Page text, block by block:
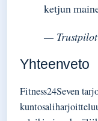
ketjun
—
Yhteenveto
Fitness24Seven